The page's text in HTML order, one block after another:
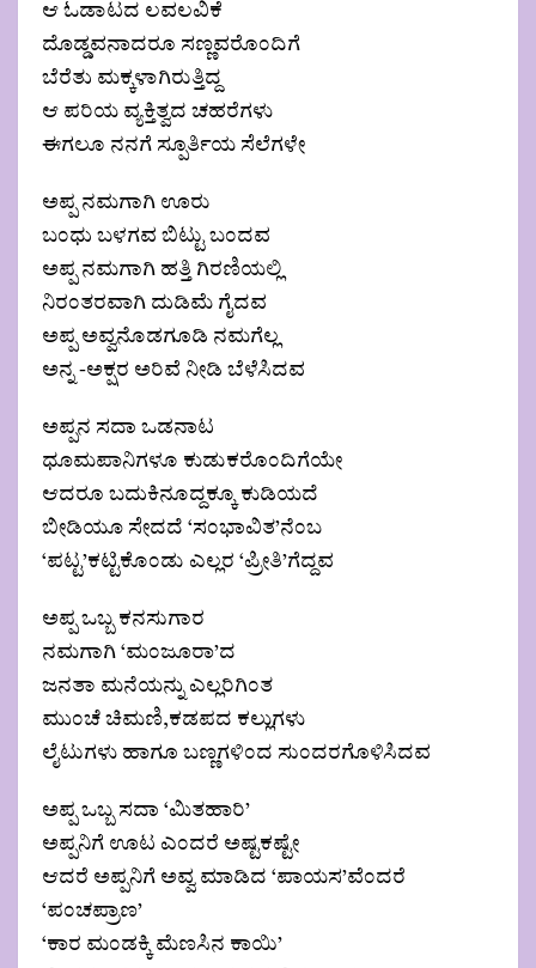
ಆ ಓಡಾಟದ ಲವಲವಿಕೆ
ದೊಡ್ಡವನಾದರೂ ಸಣ್ಣವರೊಂದಿಗೆ
ಬೆರೆತು ಮಕ್ಕಳಾಗಿರುತ್ತಿದ್ದ
ಆ ಪರಿಯ ವ್ಯಕ್ತಿತ್ವದ ಚಹರೆಗಳು
ಈಗಲೂ ನನಗೆ ಸ್ಪೂರ್ತಿಯ ಸೆಲೆಗಳೇ
ಅಪ್ಪ ನಮಗಾಗಿ ಊರು
ಬಂಧು ಬಳಗವ ಬಿಟ್ಟು ಬಂದವ
ಅಪ್ಪ ನಮಗಾಗಿ ಹತ್ತಿ ಗಿರಣಿಯಲ್ಲಿ
ನಿರಂತರವಾಗಿ ದುಡಿಮೆ ಗೈದವ
ಅಪ್ಪ ಅವ್ವನೊಡಗೂಡಿ ನಮಗೆಲ್ಲ
ಅನ್ನ -ಅಕ್ಷರ ಅರಿವೆ ನೀಡಿ ಬೆಳೆಸಿದವ
ಅಪ್ಪನ ಸದಾ ಒಡನಾಟ
ಧೂಮಪಾನಿಗಳೂ ಕುಡುಕರೊಂದಿಗೆಯೇ
ಆದರೂ ಬದುಕಿನೂದ್ದಕ್ಕೂ ಕುಡಿಯದೆ
ಬೀಡಿಯೂ ಸೇದದೆ ‘ಸಂಭಾವಿತ’ನೆಂಬ
‘ಪಟ್ಟ’ಕಟ್ಟಿಕೊಂಡು ಎಲ್ಲರ ‘ಪ್ರೀತಿ’ಗೆದ್ದವ
ಅಪ್ಪ ಒಬ್ಬ ಕನಸುಗಾರ
ನಮಗಾಗಿ ‘ಮಂಜೂರಾ’ದ
ಜನತಾ ಮನೆಯನ್ನು ಎಲ್ಲರಿಗಿಂತ
ಮುಂಚೆ ಚಿಮಣಿ,ಕಡಪದ ಕಲ್ಲುಗಳು
ಲೈಟುಗಳು ಹಾಗೂ ಬಣ್ಣಗಳಿಂದ ಸುಂದರಗೊಳಿಸಿದವ
ಅಪ್ಪ ಒಬ್ಬ ಸದಾ ‘ಮಿತಹಾರಿ’
ಅಪ್ಪನಿಗೆ ಊಟ ಎಂದರೆ ಅಷ್ಟಕಷ್ಟೇ
ಆದರೆ ಅಪ್ಪನಿಗೆ ಅವ್ವ ಮಾಡಿದ ‘ಪಾಯಸ’ವೆಂದರೆ
‘ಪಂಚಪ್ರಾಣ’
‘ಕಾರ ಮಂಡಕ್ಕಿ ಮೆಣಸಿನ ಕಾಯಿ’